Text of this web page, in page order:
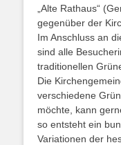
„Alte Rathaus“
gegenüber der
Im Anschluss an
sind alle
traditionellen
Die
verschiedene
möchte, kann
so entsteht ein
Variationen der